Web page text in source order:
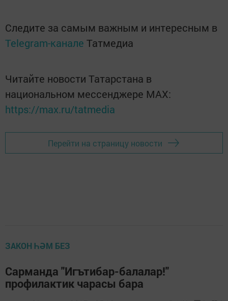
Следите за самым важным и интересным в
Telegram-канале Татмедиа
Читайте новости Татарстана в
национальном мессенджере MАХ:
https://max.ru/tatmedia
Перейти на страницу новости
ЗАКОН ҺӘМ БЕЗ
Сарманда "Игътибар-балалар!"
профилактик чарасы бара